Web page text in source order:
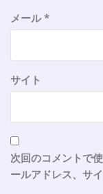
メール*
サイト
次回のコメントで
ールアドレス、サ